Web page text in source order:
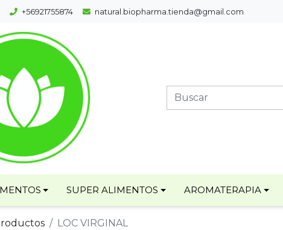
+56921755874 natural.biopharma.tienda@gmail.com
SUPER ALIMENTOS AROMATERAPIA
LOC VIRGINAL